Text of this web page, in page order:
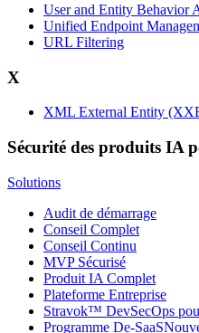
User and Entity Behavior
Unified Endpoint
URL Filtering
X
XML External Entity
Sécurité des produits IA
Solutions
Audit de démarrage
Conseil Complet
Conseil Continu
MVP Sécurisé
Produit IA Complet
Plateforme Entreprise
Stravok™ DevSecOps
Programme De-SaaS